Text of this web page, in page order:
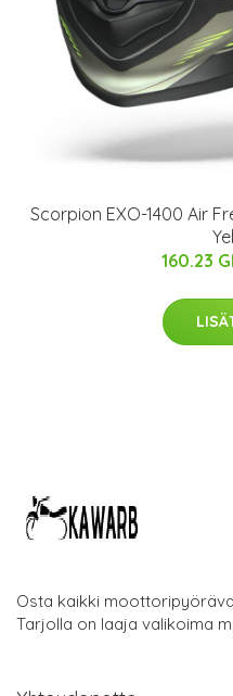
Scorpion EXO-1400 Air
160.23
Osta kaikki
Tarjolla on laaja valikoima